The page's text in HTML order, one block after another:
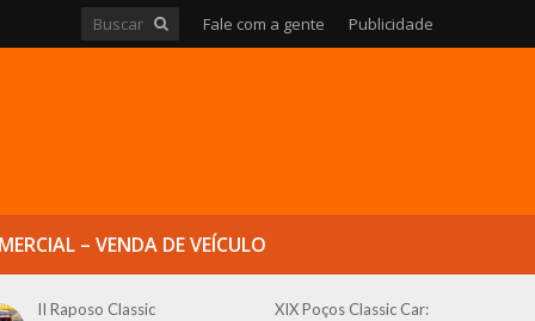
Fale com a gente Publicidade
– VENDA DE VEÍCULO
II Raposo Classic
XIX Poços Classic Car: